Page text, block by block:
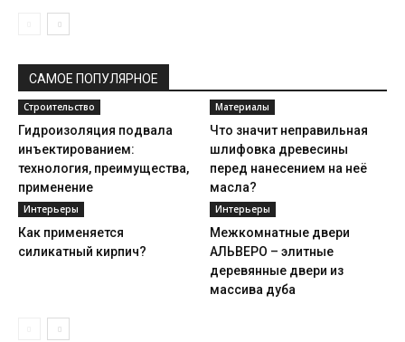
САМОЕ ПОПУЛЯРНОЕ
Строительство
Гидроизоляция подвала
инъектированием:
технология, преимущества,
применение
Материалы
Что значит неправильная
шлифовка древесины
перед нанесением на неё
масла?
Интерьеры
Как применяется
силикатный кирпич?
Интерьеры
Межкомнатные двери
АЛЬВЕРО – элитные
деревянные двери из
массива дуба